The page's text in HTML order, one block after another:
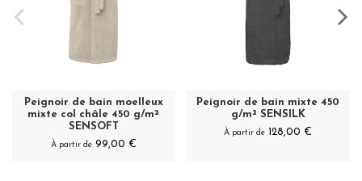
Peignoir de bain moelleux
mixte col châle 450 g/m²
SENSOFT
À partir de99,00 €
Peignoir de bain mixte 450
g/m² SENSILK
À partir de 128,00 €